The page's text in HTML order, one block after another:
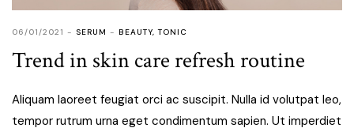
06/01/2021 SERUM BEAUTY,TONIC
Trend in skin care refresh routine
Aliquam laoreet feugiat orci ac suscipit. Nulla id volutpat leo,
tempor rutrum urna eget condimentum sapien. Ut imperdiet